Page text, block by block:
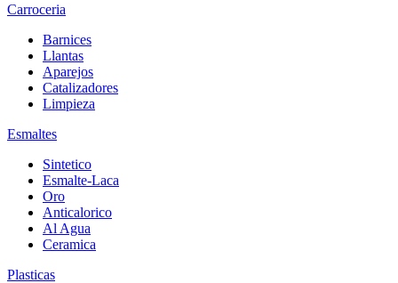
Carroceria
Barnices
Llantas
Aparejos
Catalizadores
Limpieza
Esmaltes
Sintetico
Esmalte-Laca
Oro
Anticalorico
Al Agua
Ceramica
Plasticas